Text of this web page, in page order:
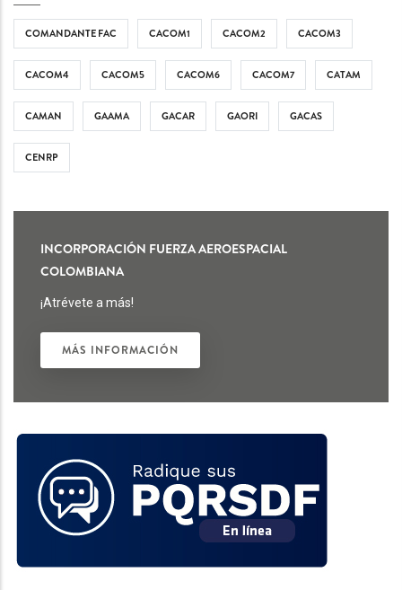
COMANDANTE FAC CACOM1 CACOM2 CACOM3
CACOM4 CACOM5 CACOM6 CACOM7 CATAM
CAMAN GAAMA GACAR GAORI GACAS
CENRP
INCORPORACIÓN FUERZA AEROESPACIAL
COLOMBIANA
¡Atrévete a más!
MÁS INFORMACIÓN